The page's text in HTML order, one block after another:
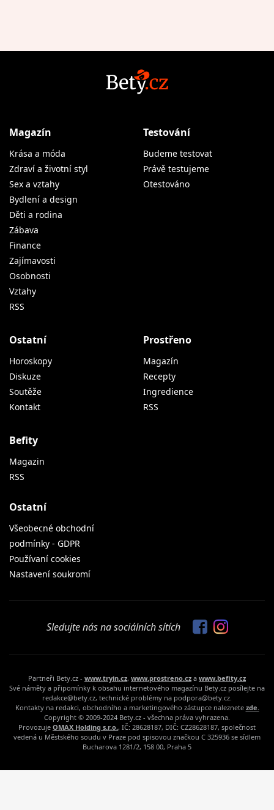
Magazín
Krása a móda
Zdraví a životní styl
Sex a vztahy
Bydlení a design
Děti a rodina
Zábava
Finance
Zajímavosti
Osobnosti
Vztahy
RSS
Testování
Budeme testovat
Právě testujeme
Otestováno
Ostatní
Horoskopy
Diskuze
Soutěže
Kontakt
Prostřeno
Magazín
Recepty
Ingredience
RSS
Befity
Magazin
RSS
Ostatní
Všeobecné obchodní
podmínky - GDPR
Používaní cookies
Nastavení soukromí
Sledujte nás na sociálních sítích
Partneři Bety.cz - www.tryin.cz, www.prostreno.cz a www.befity.cz
Své náměty a připomínky k obsahu internetového magazínu Bety.cz posílejte na
redakce@bety.cz, technické problémy na podpora@bety.cz.
Kontakty na redakci, obchodního a marketingového zástupce naleznete zde.
Copyright © 2009-2024 Bety.cz - všechna práva vyhrazena.
Provozuje OMAX Holding s.r.o., IČ: 28628187, DIČ: CZ28628187, společnost
vedená u Městského soudu v Praze pod spisovou značkou C 325936 se sídlem
Bucharova 1281/2, 158 00, Praha 5